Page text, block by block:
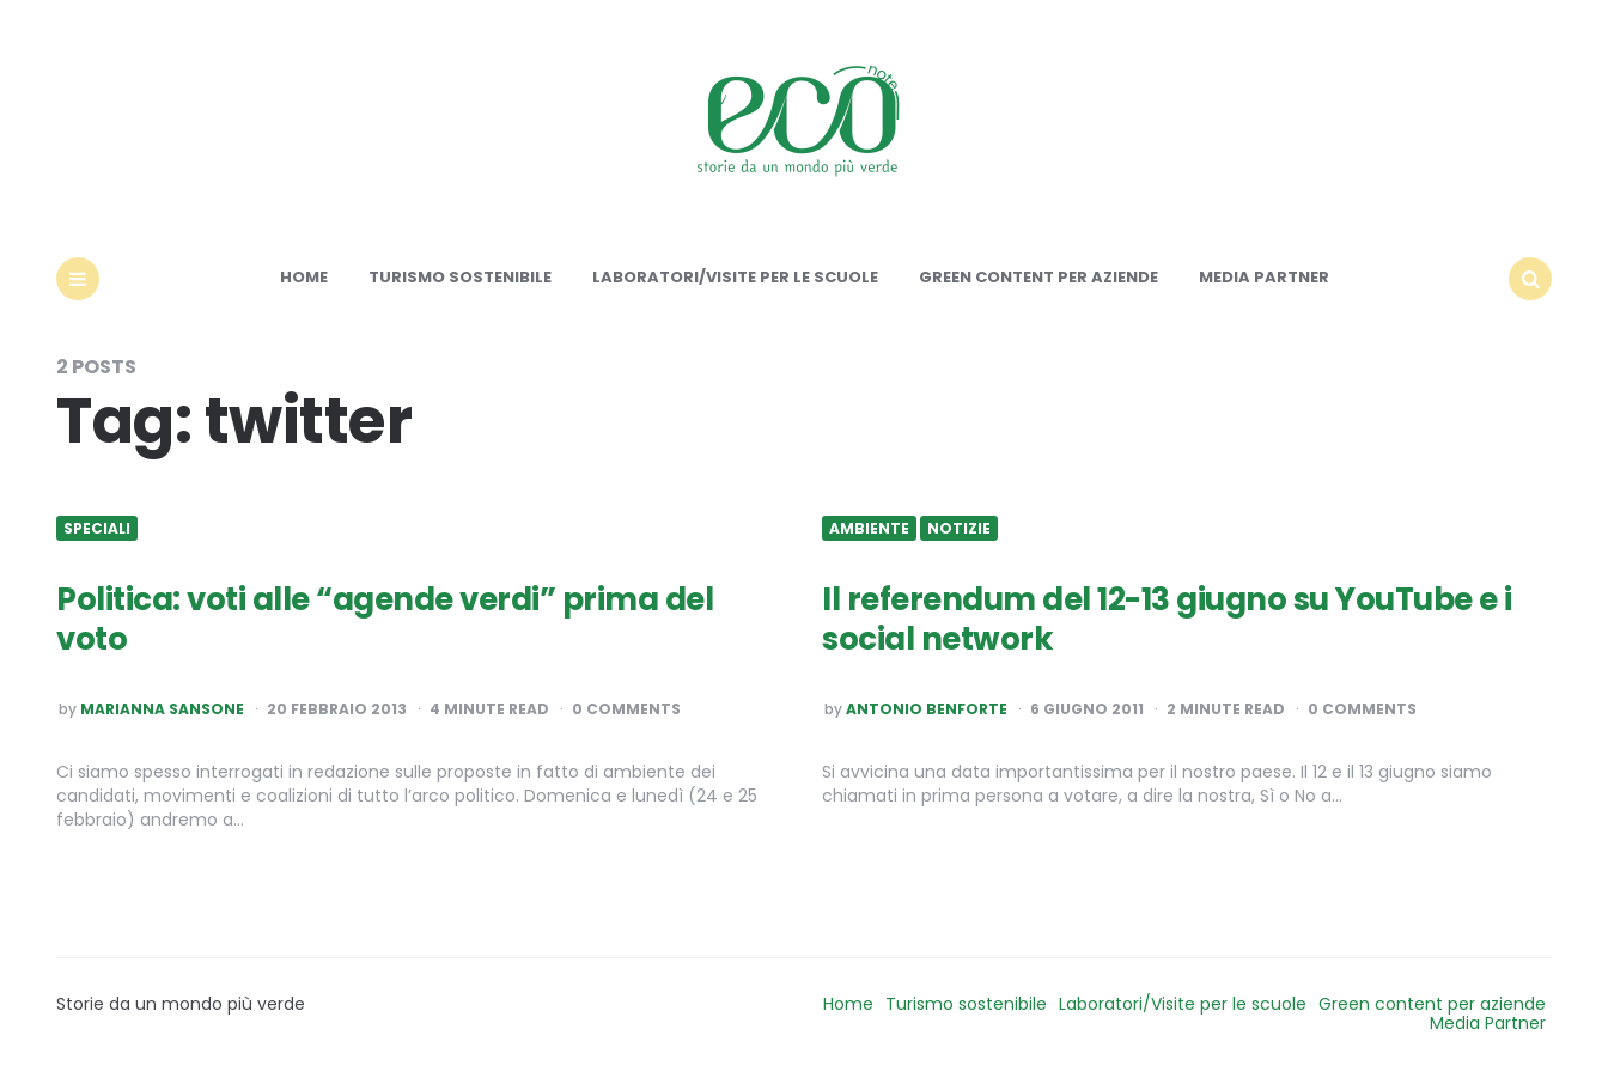
HOME TURISMO SOSTENIBILE LABORATORI/VISITE PER LE SCUOLE GREEN CONTENT PER AZIENDE
MEDIA PARTNER
2 POSTS
Tag:twitter
SPECIALI
Politica: voti alle “agende verdi” prima del
voto
POSTED
BY
by MARIANNA SANSONE 20 FEBBRAIO 2013 4 MINUTE READ 0 COMMENTS
Ci siamo spesso interrogati in redazione sulle proposte in fatto di ambiente dei
candidati, movimenti e coalizioni di tutto l’arco politico. Domenica e lunedì (24 e 25
febbraio) andremo a…
AMBIENTE NOTIZIE
Il referendum del 12-13 giugno su YouTube e i
social network
POSTED
BY
byANTONIO BENFORTE 6 GIUGNO 2011 2 MINUTE READ 0 COMMENTS
Si avvicina una data importantissima per il nostro paese. Il 12 e il 13 giugno siamo
chiamati in prima persona a votare, a dire la nostra, Sì o No a…
Storie da un mondo più verde Home Turismo sostenibile Laboratori/Visite per le scuole Green content per aziende
Media Partner